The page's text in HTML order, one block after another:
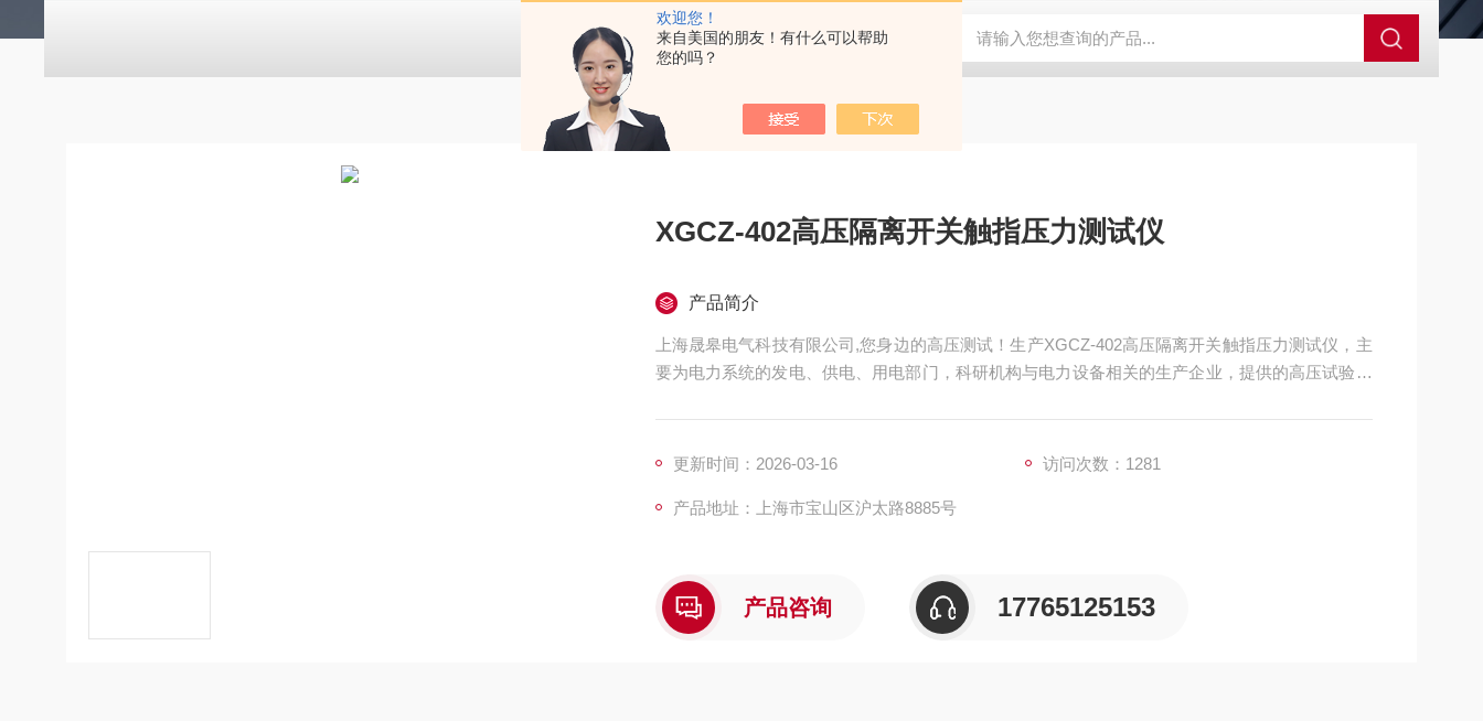
欢迎您！
来自美国的朋友！有什么可以帮助
您的吗？
XGCZ-402高压隔离开关触指压力测试仪
产品简介
上海晟皋电气科技有限公司,您身边的高压测试！生产XGCZ-402高压隔离开关触指压力测试仪，主
要为电力系统的发电、供电、用电部门，科研机构与电力设备相关的生产企业，提供的高压试验设
更新时间：2026-03-16 访问次数：1281
产品地址：上海市宝山区沪太路8885号
产品咨询 17765125153